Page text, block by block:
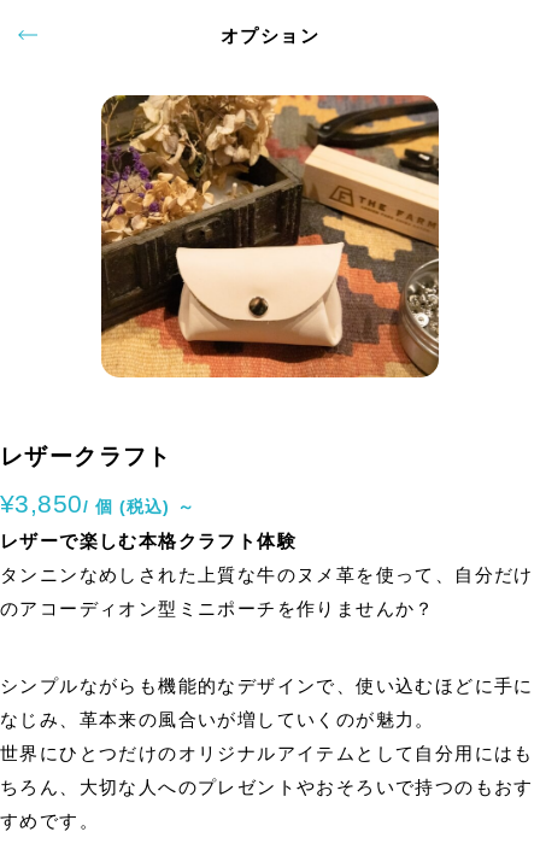
オプション
レザークラフト
¥3,850/ 個 (税込) ～
レザーで楽しむ本格クラフト体験
タンニンなめしされた上質な牛のヌメ革を使って、自分だけ
のアコーディオン型ミニポーチを作りませんか？
シンプルながらも機能的なデザインで、使い込むほどに手に
なじみ、革本来の風合いが増していくのが魅力。
世界にひとつだけのオリジナルアイテムとして自分用にはも
ちろん、大切な人へのプレゼントやおそろいで持つのもおす
すめです。